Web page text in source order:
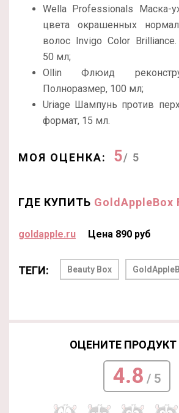
Wella Professionals Маска-
цвета окрашенных
волос Invigo Color
50 мл;
Ollin Флюид
Полноразмер, 100 мл;
Uriage Шампунь против
формат, 15 мл.
МОЯ ОЦЕНКА: 5/ 5
ГДЕ КУПИТЬ GoldAppleBox
goldapple.ru Цена 890 руб
ТЕГИ: Beauty Box
ОЦЕНИТЕ ПРОДУКТ
4.8 / 5